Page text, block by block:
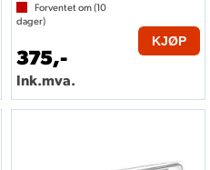
Forventet om (10
dager)
375,-
Ink.mva.
KJØP